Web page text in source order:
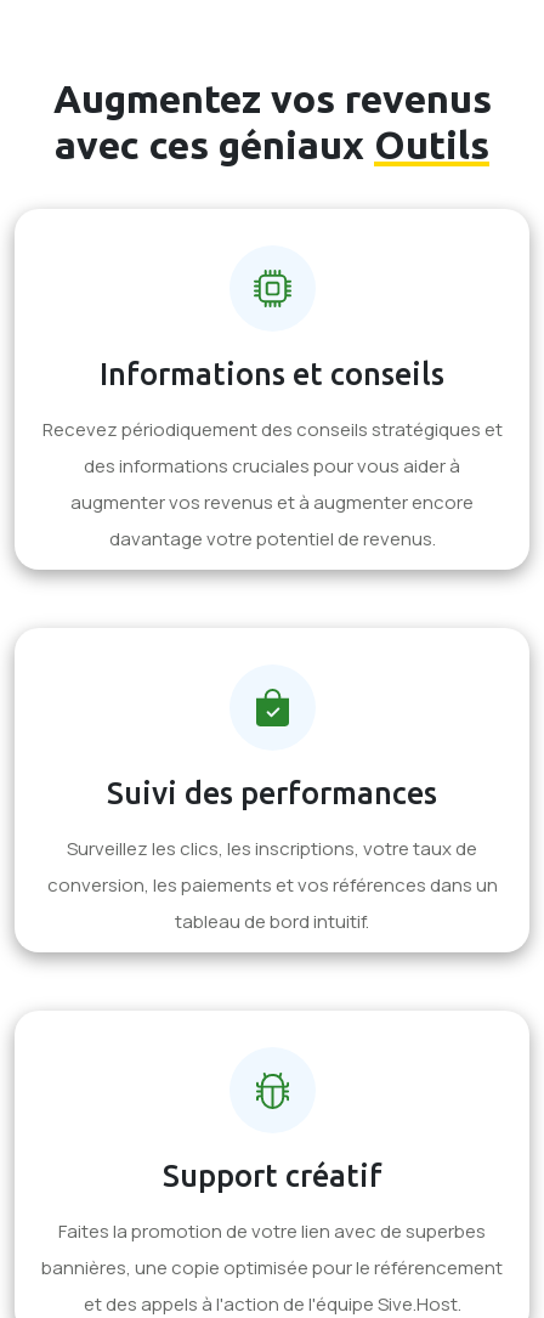
Augmentez vos revenus
avec ces géniaux Outils
Informations et conseils
Recevez périodiquement des conseils stratégiques et
des informations cruciales pour vous aider à
augmenter vos revenus et à augmenter encore
davantage votre potentiel de revenus.
Suivi des performances
Surveillez les clics, les inscriptions, votre taux de
conversion, les paiements et vos références dans un
tableau de bord intuitif.
Support créatif
Faites la promotion de votre lien avec de superbes
bannières, une copie optimisée pour le référencement
et des appels à l'action de l'équipe Sive.Host.